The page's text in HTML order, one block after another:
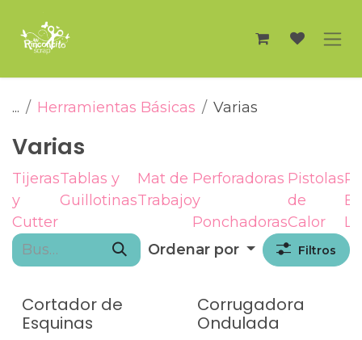
... Herramientas Básicas Varias
Varias
Tijeras
y
Cutter
Tablas y
Guillotinas
Mat de
Trabajo
Perforadoras
y
Ponchadoras
Pistolas
de
Calor
Ordenar por
Filtros
Cortador de
Esquinas
Corrugadora
Ondulada